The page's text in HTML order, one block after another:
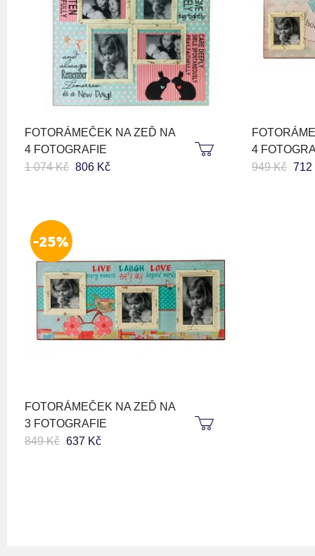
FOTORÁMEČEK NA ZEĎ NA
4 FOTOGRAFIE
1 074 Kč 806 Kč
4
949 Kč 712
-25%
FOTORÁMEČEK NA ZEĎ NA
3 FOTOGRAFIE
849 Kč 637 Kč